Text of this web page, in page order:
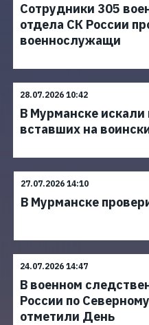
Сотрудники 305
отдела СК России
военнослужащи
28.07.2026 10:42
В Мурманске искали
вставших на
27.07.2026 14:10
В Мурманске
24.07.2026 14:47
В военном
России по
отметили День